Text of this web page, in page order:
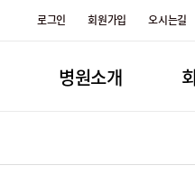
로그인 회원가입 오시는길
병원소개